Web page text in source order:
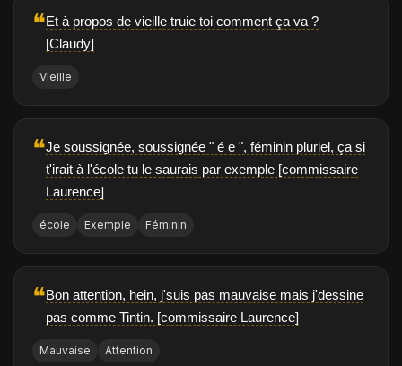
❝Et à propos de vieille truie toi comment ça va ?
[Claudy]
Vieille
❝Je soussignée, soussignée " é e ", féminin pluriel, ça si
t'irait à l'école tu le saurais par exemple [commissaire
Laurence]
école Exemple Féminin
❝Bon attention, hein, j'suis pas mauvaise mais j'dessine
pas comme Tintin. [commissaire Laurence]
Mauvaise Attention